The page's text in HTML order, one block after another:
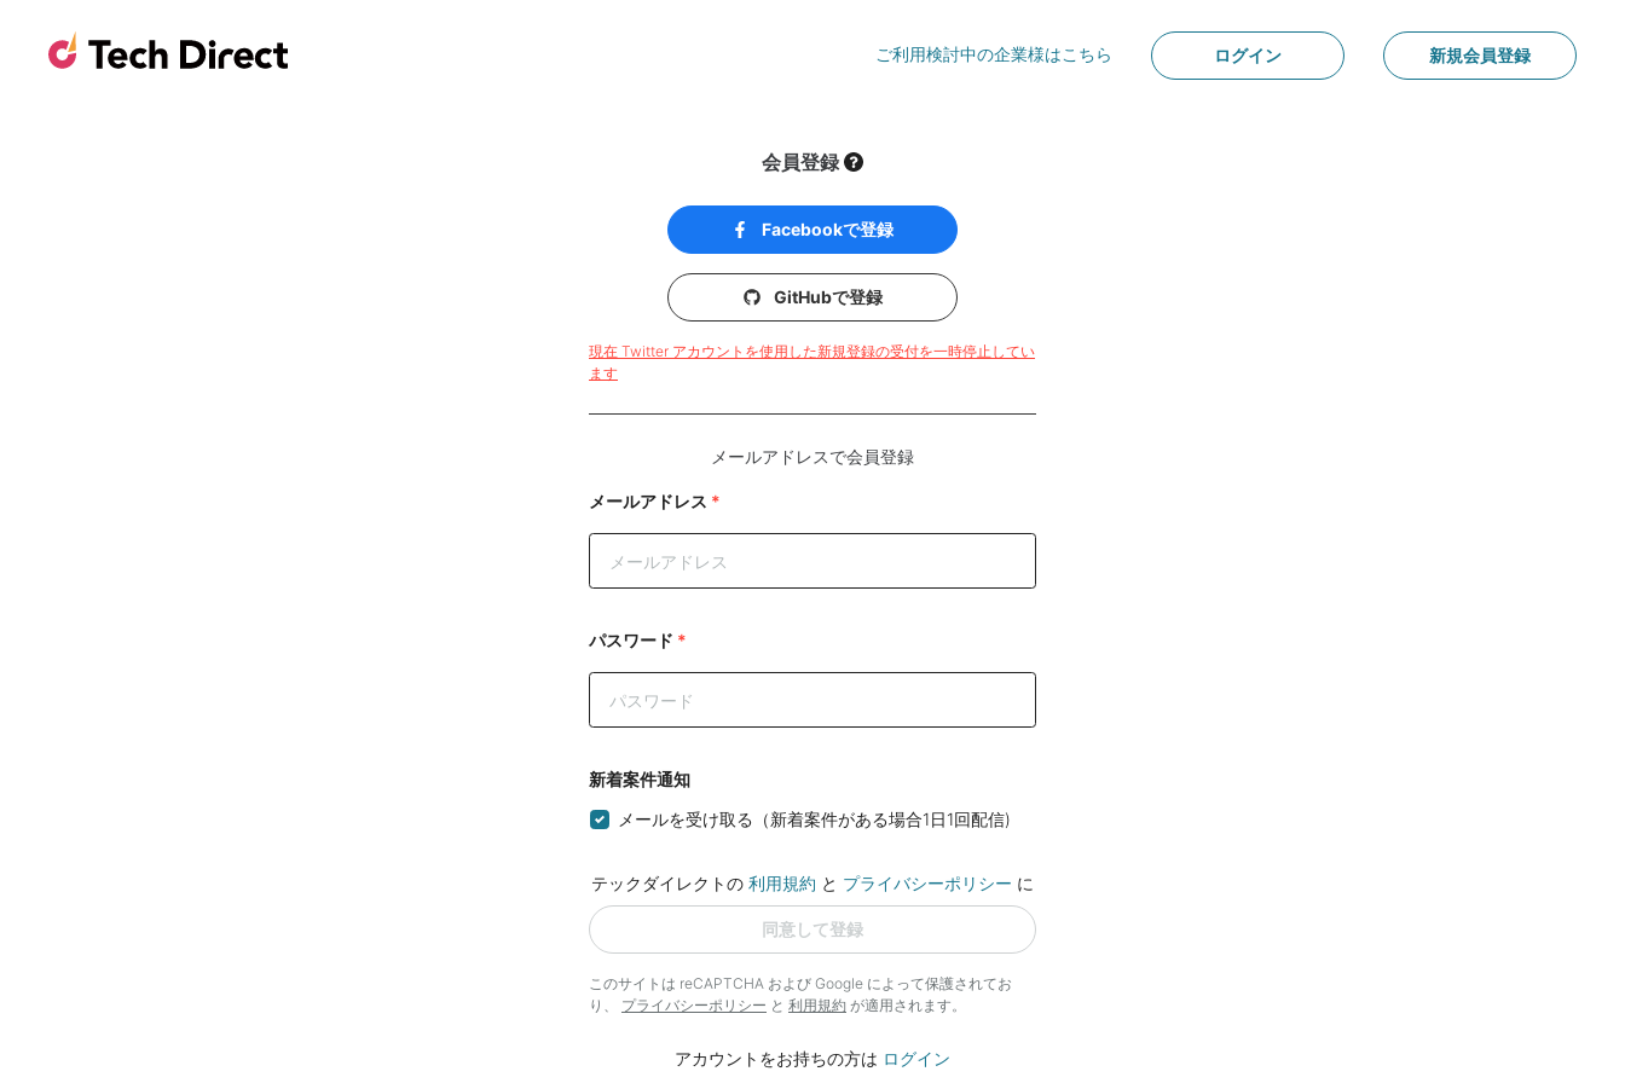
ご利用検討中の企業様はこちら ログイン 新規会員登録
会員登録
Facebookで登録
GitHubで登録
現在 Twitter アカウントを使用した新規登録の受付を一時停止してい
ます
メールアドレスで会員登録
メールアドレス *
パスワード *
新着案件通知
メールを受け取る（新着案件がある場合1日1回配信)
テックダイレクトの 利用規約 と プライバシーポリシー に
同意して登録
このサイトは reCAPTCHA および Google によって保護されてお
り、 プライバシーポリシー と 利用規約 が適用されます。
アカウントをお持ちの方は ログイン